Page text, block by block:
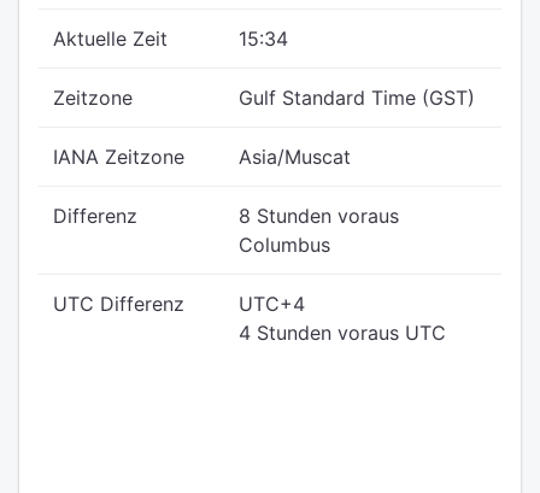
Aktuelle Zeit 15:34
Zeitzone Gulf Standard Time (GST)
IANA Zeitzone Asia/Muscat
Differenz
8 Stunden voraus
Columbus
UTC Differenz
UTC+4
4 Stunden voraus UTC